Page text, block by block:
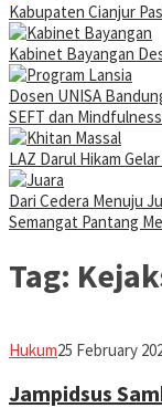
Kabupaten Cianjur
Kabinet Bayangan
Dosen UNISA
SEFT dan
LAZ Darul Hikam
Dari Cedera Menuju
Semangat Pantang
Tag:
HukumJabar
25 February
Jampidsus